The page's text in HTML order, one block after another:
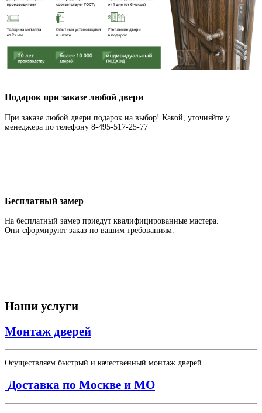
Подарок при заказе любой двери
При заказе любой двери подарок на выбор! Какой, уточняйте у
менеджера по телефону 8-495-517-25-77
Бесплатный замер
На бесплатный замер приедут квалифицированные мастера.
Они сформируют заказ по вашим требованиям.
Наши услуги
Монтаж дверей
Осуществляем быстрый и качественный монтаж дверей.
Доставка по Москве и МО